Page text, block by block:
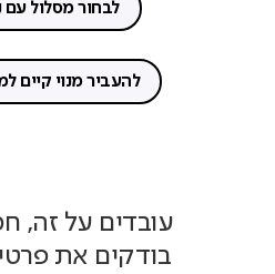
לבחור מסלול עם
להעביר מנוי קיים
עובדים על זה,
בודקים את